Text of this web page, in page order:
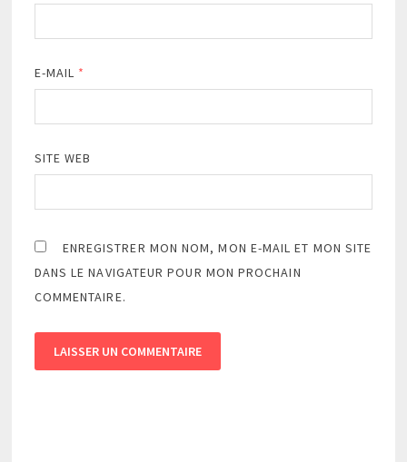
E-MAIL *
SITE WEB
ENREGISTRER MON NOM, MON E-MAIL ET MON SITE
DANS LE NAVIGATEUR POUR MON PROCHAIN
COMMENTAIRE.